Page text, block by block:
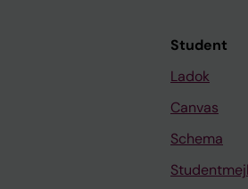
Student
Ladok
Canvas
Schema